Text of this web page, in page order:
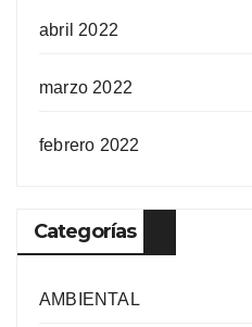
abril 2022
marzo 2022
febrero 2022
Categorías
AMBIENTAL